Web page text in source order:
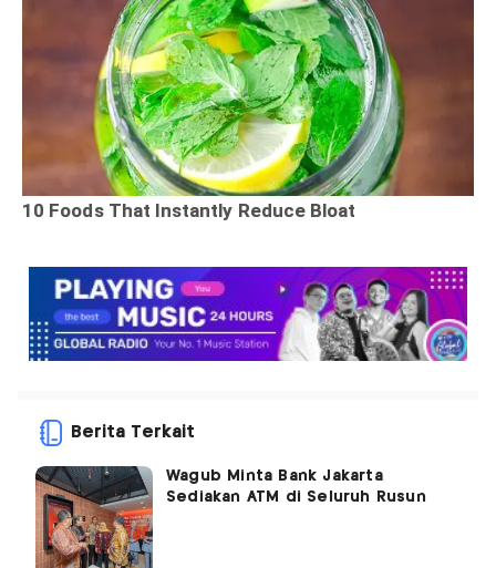
Berita Terkait
Wagub Minta Bank Jakarta
Sediakan ATM di Seluruh Rusun